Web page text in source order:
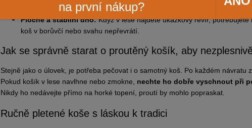
těžkých podzimních hřibů.
Ploché a stabilní dno:Když v lese najdete ukázkový revír,
koš v borůvčí nebo svahu nepřevrátí.
Jak se správně starat o proutěný košík, aby
Stejně jako o úlovek, je potřeba pečovat i o samotný koš. Po každém návratu
Pokud košík v lese navlhne nebo zmokne, nechte ho dobře vyschnout při
Nikdy ho nedávejte přímo na horké topení, proutí by mohlo popraskat.
Ručně pletené koše s láskou k tradici
na první nákup?